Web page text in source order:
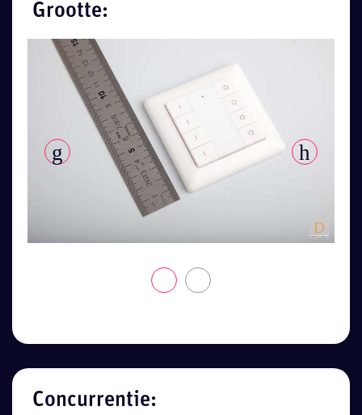
Grootte:
Concurrentie: